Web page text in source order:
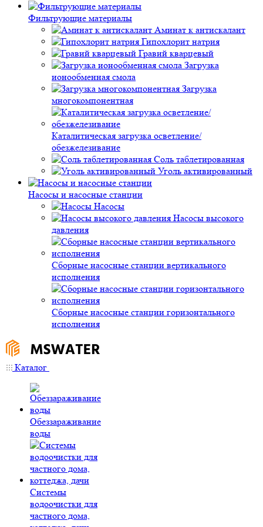
Фильтрующие материалы
Аминат к антискалант
Гипохлорит натрия
Гравий кварцевый
Загрузка
ионообменная смола
Загрузка
многокомпонентная
Каталитическая загрузка осветление/
обезжелезивание
Соль таблетированная
Уголь активированный
Насосы и насосные станции
Насосы
Насосы высокого
давления
Сборные насосные станции вертикального
исполнения
Сборные насосные станции горизонтального
исполнения
Каталог
Обеззараживание
воды
Системы
водоочистки для
частного дома,